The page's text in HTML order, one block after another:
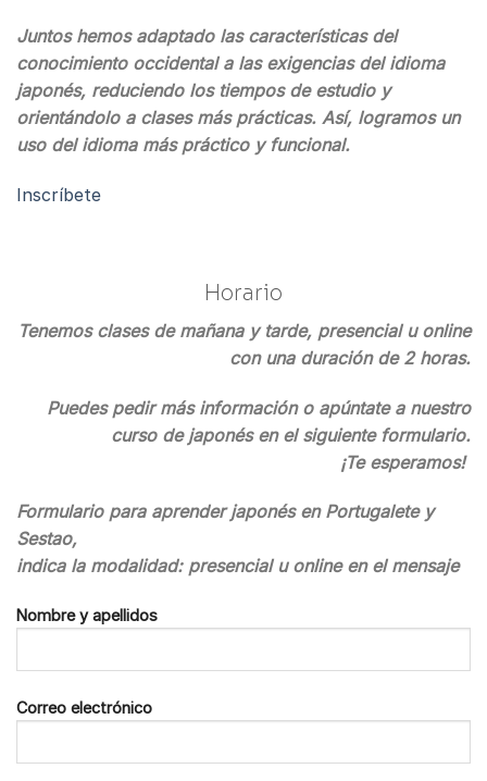
Juntos hemos adaptado las características del
conocimiento occidental a las exigencias del idioma
japonés, reduciendo los tiempos de estudio y
orientándolo a clases más prácticas. Así, logramos un
uso del idioma más práctico y funcional.
Inscríbete
Horario
Tenemos clases de mañana y tarde, presencial u online
con una duración de 2 horas.
Puedes pedir más información o apúntate a nuestro
curso de japonés en el siguiente formulario.
¡Te esperamos!
Formulario para aprender japonés en Portugalete y
Sestao,
indica la modalidad: presencial u online en el mensaje
Nombre y apellidos
Correo electrónico